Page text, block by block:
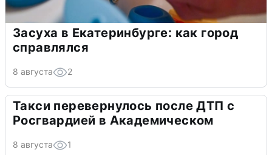
Засуха в Екатеринбурге: как город
справлялся
8 августа 2
Такси перевернулось после ДТП с
Росгвардией в Академическом
8 августа 1